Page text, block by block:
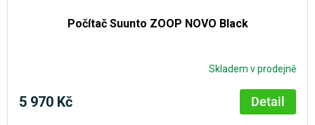
Počítač Suunto ZOOP NOVO Black
Skladem v prodejně
5 970 Kč Detail